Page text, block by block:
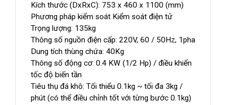
Kích thước (DxRxC): 753 x 460 x 1100 (mm)
Phương pháp kiểm soát Kiểm soát điện tử
Trọng lượng: 135kg
Thông số nguồn điện cấp: 220V, 60 / 50Hz, 1pha
Dung tích thùng chứa: 40Kg
Thông số động cơ: 0.4 KW (1/2 Hp) / điều khiển
tốc độ biến tần
Tiêu thụ đá khô: Tối thiểu 0.1kg ~ tối đa 3kg /
phút (có thể điều chỉnh tốt với từng bước 0.1kg)